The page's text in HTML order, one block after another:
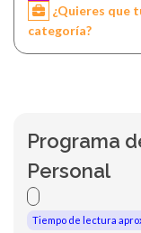
¿Quieres que
categoría?
Programa
Personal
Tiempo de lectura